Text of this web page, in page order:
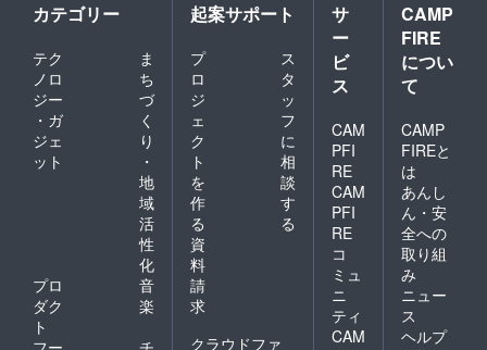
カテゴリー
テク
ノロ
ジー
・ガ
ジェ
ット
ま
ち
づ
く
り
・
地
域
活
性
化
プロ
ダク
ト
音
楽
起案サポート
プ
ロ
ジ
ェ
ク
ト
を
作
る
ス
タ
ッ
フ
に
相
談
す
る
資
料
請
求
クラウドファ
サ
ー
ビ
ス
CAM
PFI
RE
CAM
PFI
RE
コ
ミュ
ニ
ティ
CAM
CAMP
FIRE
につい
て
CAMP
FIREと
は
あんし
ん・安
全への
取り組
み
ニュー
ス
ヘルプ